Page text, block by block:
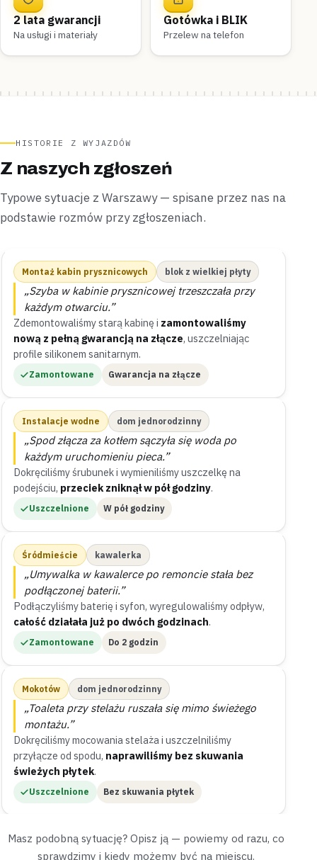
2 lata gwarancji
Na usługi i materiały
Gotówka i BLIK
Przelew na telefon
HISTORIE Z WYJAZDÓW
Z naszych zgłoszeń
Typowe sytuacje z Warszawy — spisane przez nas na
podstawie rozmów przy zgłoszeniach.
Montaż kabin prysznicowych blok z wielkiej płyty
„Szyba w kabinie prysznicowej trzeszczała przy
każdym otwarciu.”
Zdemontowaliśmy starą kabinę i zamontowaliśmy
nową z pełną gwarancją na złącze, uszczelniając
profile silikonem sanitarnym.
Zamontowane Gwarancja na złącze
Instalacje wodne dom jednorodzinny
„Spod złącza za kotłem sączyła się woda po
każdym uruchomieniu pieca.”
Dokręciliśmy śrubunek i wymieniliśmy uszczelkę na
podejściu, przeciek zniknął w pół godziny.
Uszczelnione W pół godziny
Śródmieście kawalerka
„Umywalka w kawalerce po remoncie stała bez
podłączonej baterii.”
Podłączyliśmy baterię i syfon, wyregulowaliśmy odpływ,
całość działała już po dwóch godzinach.
Zamontowane Do 2 godzin
Mokotów dom jednorodzinny
„Toaleta przy stelażu ruszała się mimo świeżego
montażu.”
Dokręciliśmy mocowania stelaża i uszczelniliśmy
przyłącze od spodu, naprawiliśmy bez skuwania
świeżych płytek.
Uszczelnione Bez skuwania płytek
Praga-Południe blok z wielkiej płyty
„Nowo podłączona zmywarka nie nabierała wody
Masz podobną sytuację? Opisz ją — powiemy od razu, co
sprawdzimy i kiedy możemy być na miejscu.